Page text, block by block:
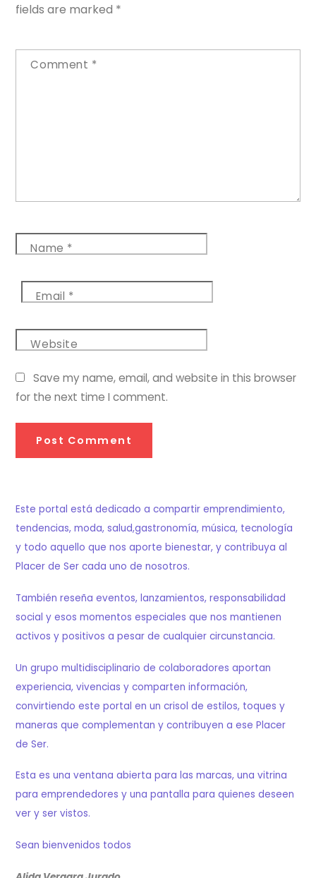
fields are marked *
Comment *
Name *
Email *
Website
Save my name, email, and website in this browser
for the next time I comment.
Este portal está dedicado a compartir emprendimiento,
tendencias, moda, salud,gastronomía, música, tecnología
y todo aquello que nos aporte bienestar, y contribuya al
Placer de Ser cada uno de nosotros.
También reseña eventos, lanzamientos, responsabilidad
social y esos momentos especiales que nos mantienen
activos y positivos a pesar de cualquier circunstancia.
Un grupo multidisciplinario de colaboradores aportan
experiencia, vivencias y comparten información,
convirtiendo este portal en un crisol de estilos, toques y
maneras que complementan y contribuyen a ese Placer
de Ser.
Esta es una ventana abierta para las marcas, una vitrina
para emprendedores y una pantalla para quienes deseen
ver y ser vistos.
Sean bienvenidos todos